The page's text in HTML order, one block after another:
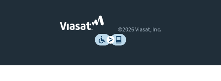
©2026 Viasat, Inc.